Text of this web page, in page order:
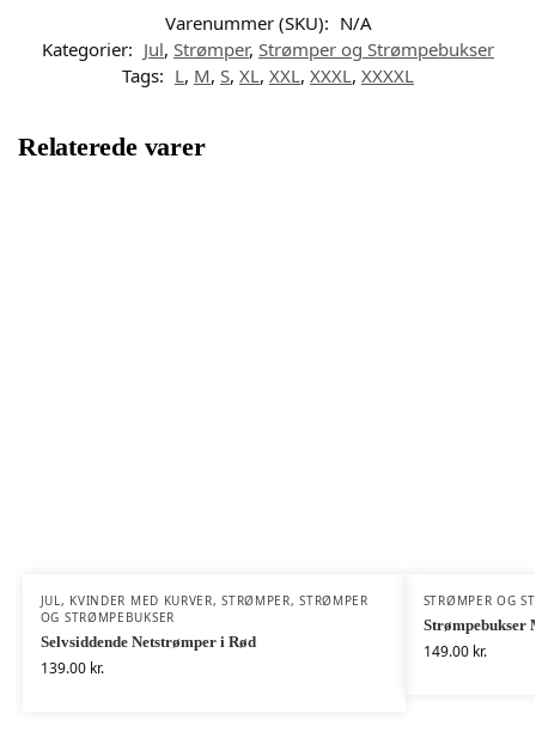
Varenummer (SKU): N/A
Kategorier: Jul, Strømper, Strømper og Strømpebukser
Tags: L, M, S, XL, XXL, XXXL, XXXXL
Relaterede varer
JUL, KVINDER MED KURVER,STRØMPER,STRØMPER
OG STRØMPEBUKSER
Selvsiddende Netstrømper i Rød
139.00 kr.
STRØMPER OG
Strømpebukser
149.00 kr.